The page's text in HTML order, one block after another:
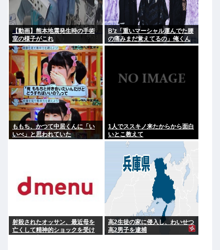
【動画】熊本地震発生時の手術
室の様子がこれ
B’z「重いマーシャル運んでた腰
の痛みまだ覚えてるの」俺くん
「マーシャルって何？ 」
ももち、かつて中居くんに「い
いべ」と思われていた
1人でススキノ来たからから面白
いとこ教えて
射殺されたオッサン、最近母を
亡くして精神的ショックを受け
高2生徒の家に侵入し、わいせつ
高2男子を逮捕